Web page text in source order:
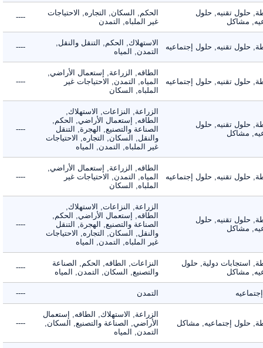
حلول تقنيه, حلول
مشاكل
الحكم, السكان, التجاره, الاحتياجات
غير الملباه, التمدن
----
حلول تقنيه, حلول إجتماعيه
الاستهلاك, الحكم, التنقل والنقل,
التمدن, المياه
----
حلول تقنيه, حلول إجتماعيه
الطاقه, الزراعة, إستعمال الأراضي,
المياه, التمدن, الاحتياجات غير
الملباه, السكان
----
حلول تقنيه, حلول
مشاكل
الزراعة, النزاعات, الاستهلاك,
الطاقه, إستعمال الأراضي, الحكم,
الصناعة والتصنيع, الهجرة, التنقل
والنقل, السكان, التجاره, الاحتياجات
غير الملباه, التمدن, المياه
----
حلول تقنيه, حلول إجتماعيه
الطاقه, الزراعة, إستعمال الأراضي,
المياه, التمدن, الاحتياجات غير
الملباه, السكان
----
حلول تقنيه, حلول
مشاكل
الزراعة, النزاعات, الاستهلاك,
الطاقه, إستعمال الأراضي, الحكم,
الصناعة والتصنيع, الهجرة, التنقل
والنقل, السكان, التجاره, الاحتياجات
غير الملباه, التمدن, المياه
----
استجابات دولية, حلول
مشاكل
النزاعات, الطاقه, الحكم, الصناعة
والتصنيع, السكان, التمدن, المياه
----
التمدن ----
حلول إجتماعيه, مشاكل
الزراعة, الاستهلاك, الطاقه, إستعمال
الأراضي, الصناعة والتصنيع, السكان,
التمدن, المياه
----